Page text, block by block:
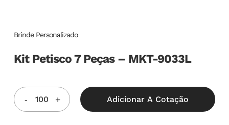
Brinde Personalizado
Kit Petisco 7 Peças – MKT-9033L
Adicionar A Cotação